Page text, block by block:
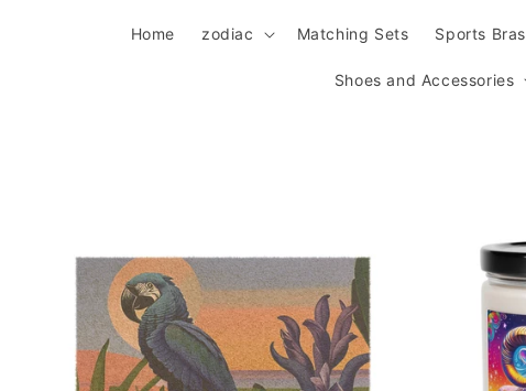
Home zodiac Matching Sets Sports Bras
Shoes and Accessories